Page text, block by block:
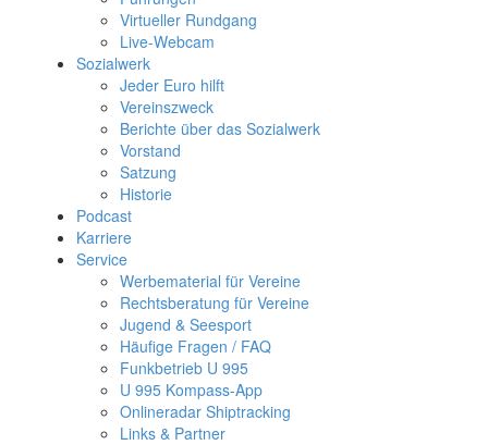
Virtueller Rundgang
Live-Webcam
Sozialwerk
Jeder Euro hilft
Vereinszweck
Berichte über das Sozialwerk
Vorstand
Satzung
Historie
Podcast
Karriere
Service
Werbematerial für Vereine
Rechtsberatung für Vereine
Jugend & Seesport
Häufige Fragen / FAQ
Funkbetrieb U 995
U 995 Kompass-App
Onlineradar Shiptracking
Links & Partner